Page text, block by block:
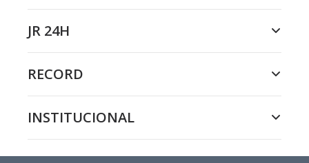
JR 24H
RECORD
INSTITUCIONAL